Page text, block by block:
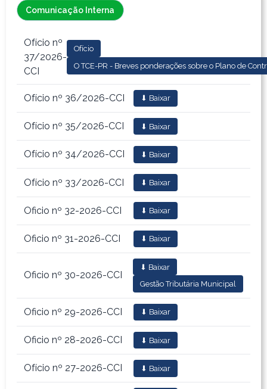
Comunicação Interna
Ofício nº
37/2026-
CCI
Ofício
O TCE-PR - Breves ponderações sobre o Plano de
Ofício nº 36/2026-CCI ⬇ Baixar
Ofício nº 35/2026-CCI ⬇ Baixar
Ofício nº 34/2026-CCI ⬇ Baixar
Ofício nº 33/2026-CCI ⬇ Baixar
Oficio nº 32-2026-CCI ⬇ Baixar
Oficio nº 31-2026-CCI ⬇ Baixar
Oficio nº 30-2026-CCI
⬇ Baixar
Gestão Tributária Municipal
Oficio nº 29-2026-CCI ⬇ Baixar
Oficio nº 28-2026-CCI ⬇ Baixar
Ofício nº 27-2026-CCI ⬇ Baixar